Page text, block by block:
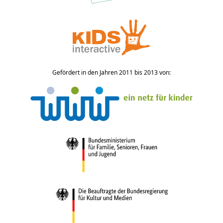
Gefördert in den Jahren 2011 bis 2013 von: